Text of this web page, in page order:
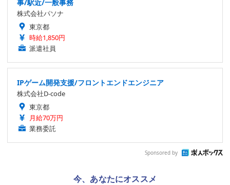
事/駅近/一般事務
株式会社パソナ
東京都
時給1,850円
派遣社員
IPゲーム開発支援/フロントエンドエンジニア
株式会社D-code
東京都
月給70万円
業務委託
Sponsored by
今、あなたにオススメ